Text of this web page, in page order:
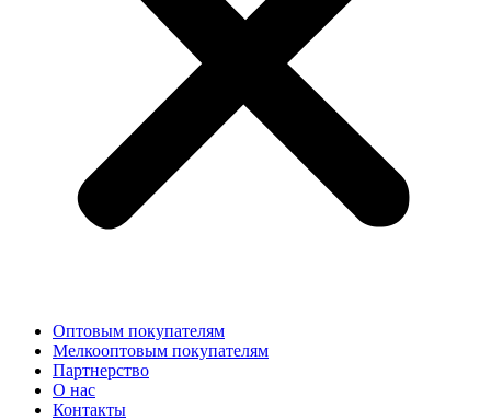
Оптовым покупателям
Мелкооптовым покупателям
Партнерство
О нас
Контакты